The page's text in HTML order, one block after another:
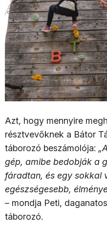
Azt, hogy mennyire
résztvevőknek a Bátor
táborozó beszámolója:
gép, amibe bedobják a
fáradtan, és egy sokkal
egészségesebb,
– mondja Peti,
táborozó.